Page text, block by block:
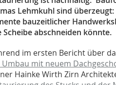
Lehmkuhl sind
bauzeitlicher
Scheibe abschneiden könnte.
im ersten Bericht über
Umbau mit neuem
Hainke Wirth Zirn